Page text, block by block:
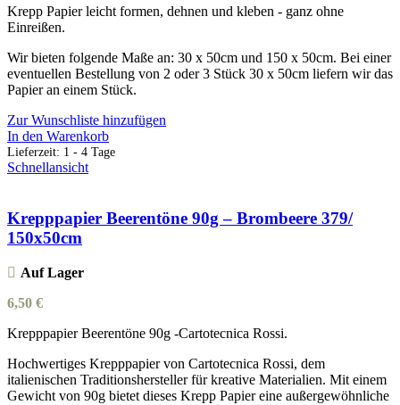
Krepp Papier leicht formen, dehnen und kleben - ganz ohne
Einreißen.
Wir bieten folgende Maße an: 30 x 50cm und 150 x 50cm. Bei einer
eventuellen Bestellung von 2 oder 3 Stück 30 x 50cm liefern wir das
Papier an einem Stück.
Zur Wunschliste hinzufügen
In den Warenkorb
Lieferzeit: 1 - 4 Tage
Schnellansicht
Krepppapier Beerentöne 90g – Brombeere 379/
150x50cm
Auf Lager
6,50 €
Krepppapier Beerentöne 90g -Cartotecnica Rossi.
Hochwertiges Krepppapier von Cartotecnica Rossi, dem
italienischen Traditionshersteller für kreative Materialien. Mit einem
Gewicht von 90g bietet dieses Krepp Papier eine außergewöhnliche